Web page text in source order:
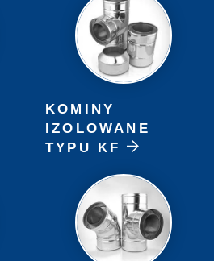
KOMINY
IZOLOWANE
TYPU KF